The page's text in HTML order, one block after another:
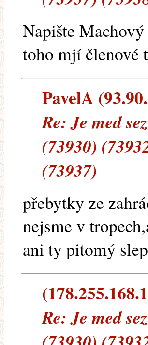
Napište
toho mjí členové
PavelA
Re: Je med
(73930)
(73937)
přebytky ze
nejsme v
ani ty pitomý
Re: Je med